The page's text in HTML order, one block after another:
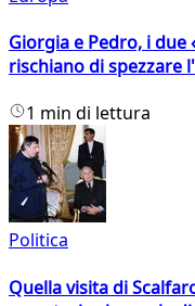
Giorgia e Pedro, i
rischiano di spezzare
1 min di lettura
Politica
Quella visita di